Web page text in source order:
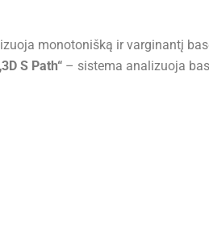
monotonišką ir varginantį
S Path“ – sistema analizuoja